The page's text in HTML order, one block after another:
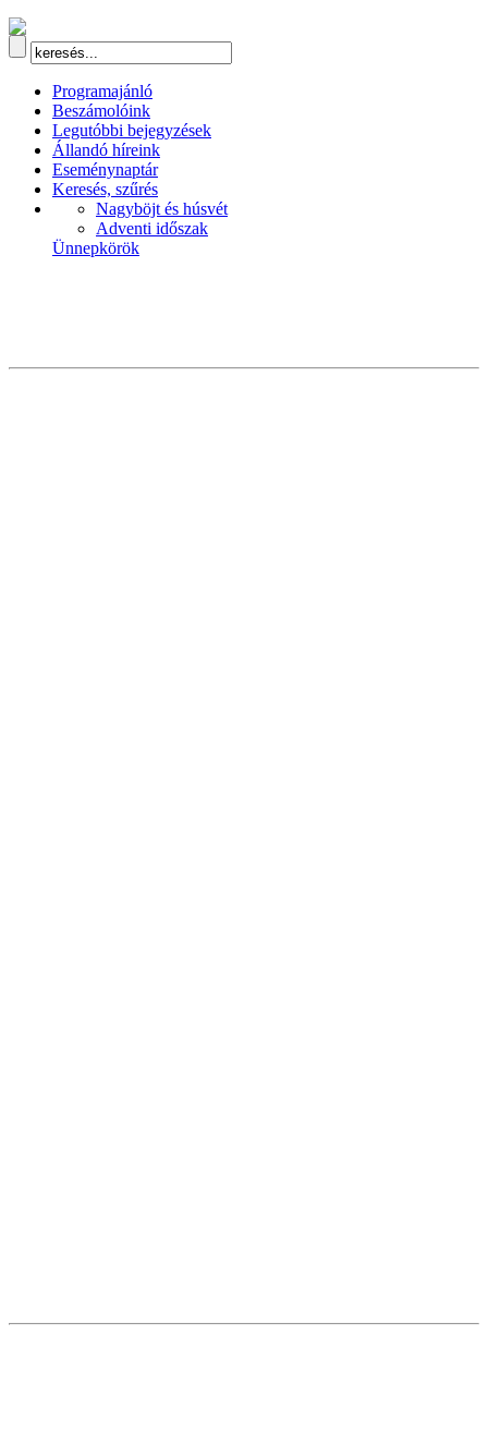
Programajánló
Beszámolóink
Legutóbbi bejegyzések
Állandó híreink
Eseménynaptár
Keresés, szűrés
Nagyböjt és húsvét
Adventi időszak
Ünnepkörök